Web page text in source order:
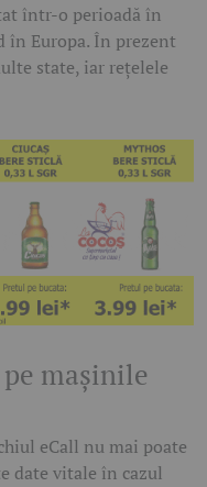
într-o perioadă în
în Europa. În prezent
state, iar rețelele
mașinile
eCall nu mai poate
date vitale în cazul